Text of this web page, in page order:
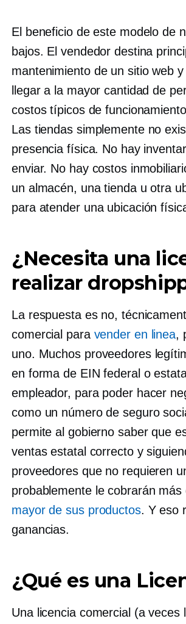
El beneficio de este modelo de
bajos. El vendedor destina
mantenimiento de un sitio web
llegar a la mayor cantidad de
costos típicos de
Las tiendas simplemente no
presencia física. No hay
enviar. No hay costos
un almacén, una tienda u otra
para atender una ubicación
¿Necesita una
realizar
La respuesta es no,
comercial para vender en linea,
uno. Muchos proveedores
en forma de EIN federal o
empleador, para poder hacer
como un número de seguro
permite al gobierno saber que
ventas estatal correcto y
proveedores que no requieren
probablemente le cobrarán más
mayor de sus productos. Y eso
ganancias.
¿Qué es una
Una licencia comercial (a